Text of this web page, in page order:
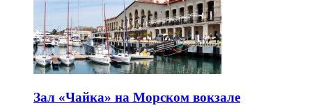
Зал «Чайка» на Морском вокзале